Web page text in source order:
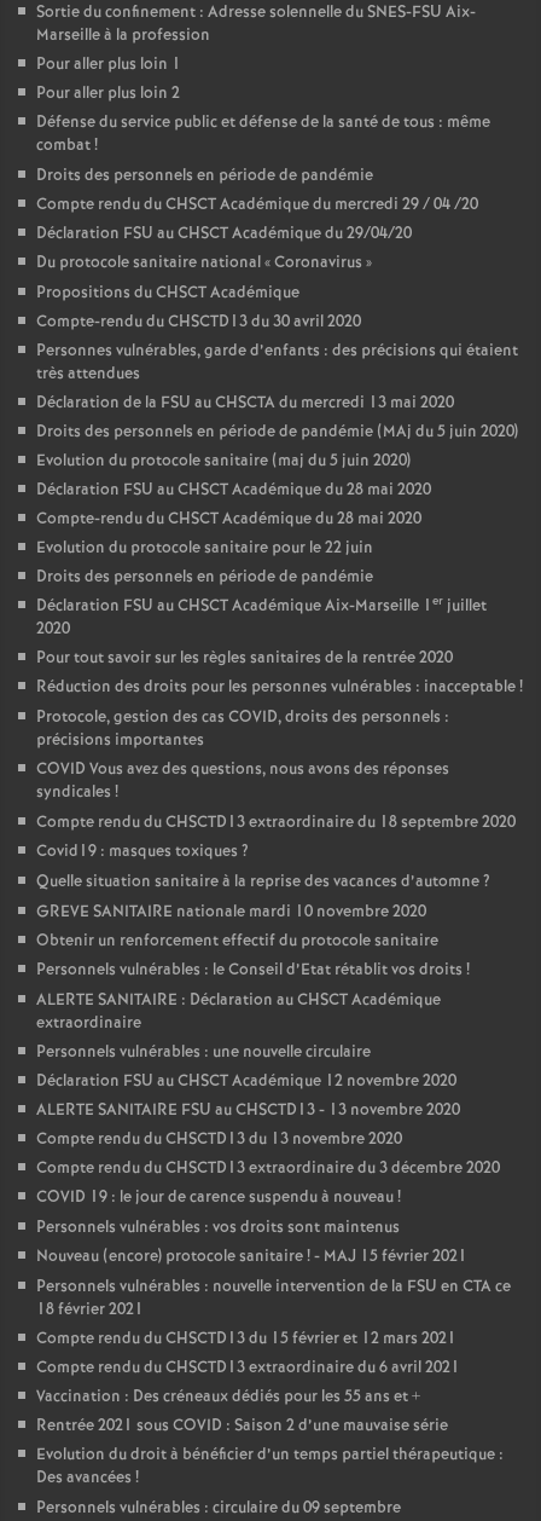
Sortie du confinement : Adresse solennelle du SNES-FSU Aix-
Marseille à la profession
Pour aller plus loin 1
Pour aller plus loin 2
Défense du service public et défense de la santé de tous : même
combat!
Droits des personnels en période de pandémie
Compte rendu du CHSCT Académique du mercredi 29 / 04 /20
Déclaration FSU au CHSCT Académique du 29/04/20
Du protocole sanitaire national «Coronavirus »
Propositions du CHSCT Académique
Compte-rendu du CHSCTD13 du 30 avril 2020
Personnes vulnérables, garde d’enfants : des précisions qui étaient
très attendues
Déclaration de la FSU au CHSCTA du mercredi 13 mai 2020
Droits des personnels en période de pandémie (MAj du 5 juin 2020)
Evolution du protocole sanitaire (maj du 5 juin 2020)
Déclaration FSU au CHSCT Académique du 28 mai 2020
Compte-rendu du CHSCT Académique du 28 mai 2020
Evolution du protocole sanitaire pour le 22 juin
Droits des personnels en période de pandémie
Déclaration FSU au CHSCT Académique Aix-Marseille 1 er juillet
2020
Pour tout savoir sur les règles sanitaires de la rentrée 2020
Réduction des droits pour les personnes vulnérables : inacceptable!
Protocole, gestion des cas COVID, droits des personnels :
précisions importantes
COVID Vous avez des questions, nous avons des réponses
syndicales !
Compte rendu du CHSCTD13 extraordinaire du 18 septembre 2020
Covid19 : masques toxiques ?
Quelle situation sanitaire à la reprise des vacances d’automne?
GREVE SANITAIRE nationale mardi 10 novembre 2020
Obtenir un renforcement effectif du protocole sanitaire
Personnels vulnérables : le Conseil d’Etat rétablit vos droits !
ALERTE SANITAIRE : Déclaration au CHSCT Académique
extraordinaire
Personnels vulnérables : une nouvelle circulaire
Déclaration FSU au CHSCT Académique 12 novembre 2020
ALERTE SANITAIRE FSU au CHSCTD13 - 13 novembre 2020
Compte rendu du CHSCTD13 du 13 novembre 2020
Compte rendu du CHSCTD13 extraordinaire du 3 décembre 2020
COVID 19 : le jour de carence suspendu à nouveau!
Personnels vulnérables : vos droits sont maintenus
Nouveau (encore) protocole sanitaire! - MAJ 15 février 2021
Personnels vulnérables : nouvelle intervention de la FSU en CTA ce
18 février 2021
Compte rendu du CHSCTD13 du 15 février et 12 mars 2021
Compte rendu du CHSCTD13 extraordinaire du 6 avril 2021
Vaccination : Des créneaux dédiés pour les 55 ans et +
Rentrée 2021 sous COVID : Saison 2 d’une mauvaise série
Evolution du droit à bénéficier d’un temps partiel thérapeutique :
Des avancées !
Personnels vulnérables : circulaire du 09 septembre